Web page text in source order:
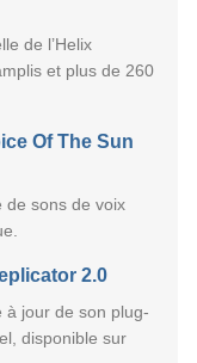
de l’Helix
et plus de 260
Of The Sun
de sons de voix
2.0
à jour de son plug-
disponible sur